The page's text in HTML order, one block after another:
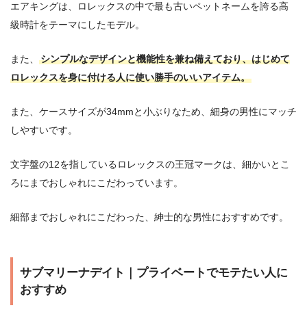
エアキングは、ロレックスの中で最も古いペットネームを誇る高
級時計をテーマにしたモデル。
また、
シンプルなデザインと機能性を兼ね備えており、はじめて
ロレックスを身に付ける人に使い勝手のいいアイテム。
また、ケースサイズが34mmと小ぶりなため、細身の男性にマッチ
しやすいです。
文字盤の12を指しているロレックスの王冠マークは、細かいとこ
ろにまでおしゃれにこだわっています。
細部までおしゃれにこだわった、紳士的な男性におすすめです。
サブマリーナデイト｜プライベートでモテたい人に
おすすめ